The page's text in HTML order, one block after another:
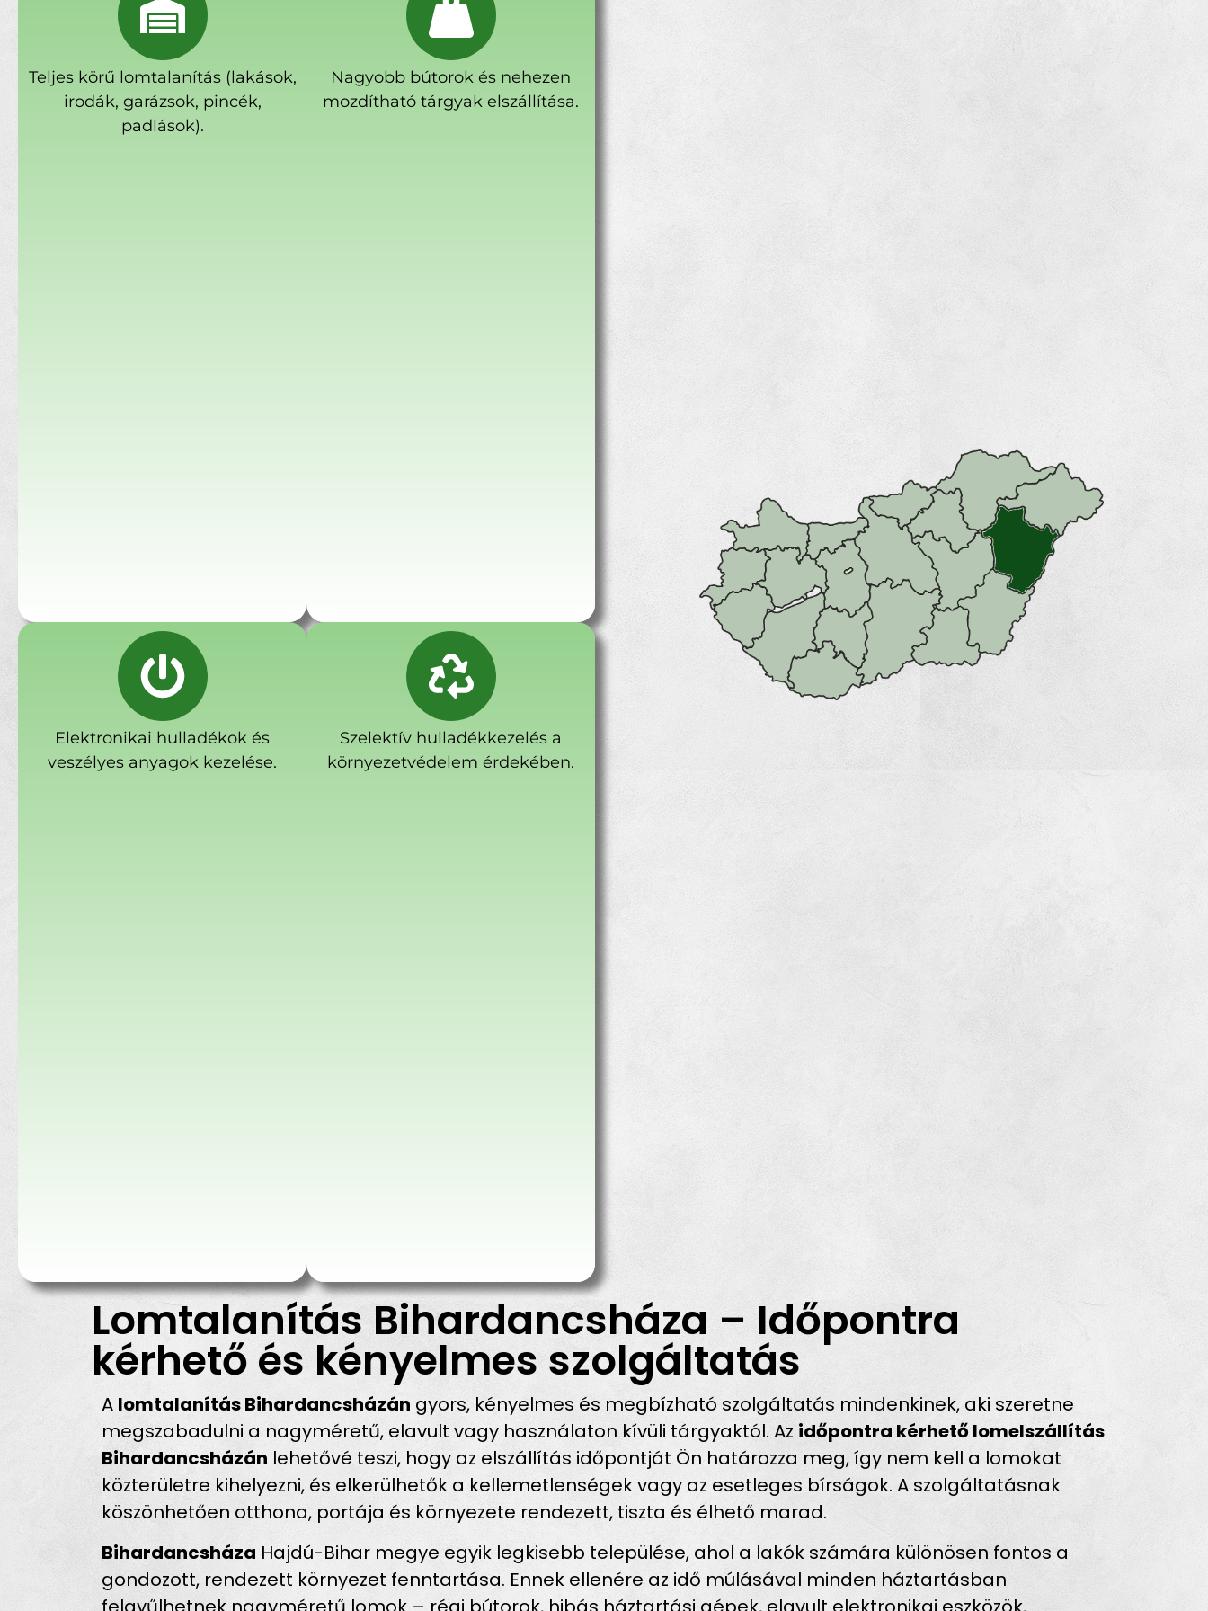
Teljes körű lomtalanítás (lakások,
irodák, garázsok, pincék,
padlások).
Nagyobb bútorok és nehezen
mozdítható tárgyak elszállítása.
Elektronikai hulladékok és
veszélyes anyagok kezelése.
Szelektív hulladékkezelés a
környezetvédelem érdekében.
Lomtalanítás Bihardancsháza – Időpontra
kérhető és kényelmes szolgáltatás
A lomtalanítás Bihardancsházán gyors, kényelmes és megbízható szolgáltatás mindenkinek, aki szeretne
megszabadulni a nagyméretű, elavult vagy használaton kívüli tárgyaktól. Az időpontra kérhető lomelszállítás
Bihardancsházán lehetővé teszi, hogy az elszállítás időpontját Ön határozza meg, így nem kell a lomokat
közterületre kihelyezni, és elkerülhetők a kellemetlenségek vagy az esetleges bírságok. A szolgáltatásnak
köszönhetően otthona, portája és környezete rendezett, tiszta és élhető marad.
Bihardancsháza Hajdú-Bihar megye egyik legkisebb települése, ahol a lakók számára különösen fontos a
gondozott, rendezett környezet fenntartása. Ennek ellenére az idő múlásával minden háztartásban